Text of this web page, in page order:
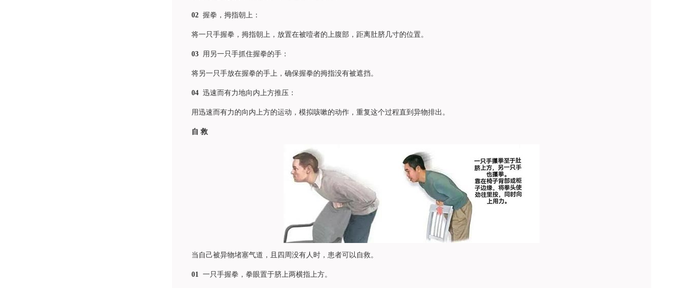
02 握拳，拇指朝上：
将一只手握拳，拇指朝上，放置在被噎者的上腹部，距离肚脐几寸的位置。
03 用另一只手抓住握拳的手：
将另一只手放在握拳的手上，确保握拳的拇指没有被遮挡。
04 迅速而有力地向内上方推压：
用迅速而有力的向内上方的运动，模拟咳嗽的动作，重复这个过程直到异物排出。
自 救
当自己被异物堵塞气道，且四周没有人时，患者可以自救。
01 一只手握拳，拳眼置于脐上两横指上方。